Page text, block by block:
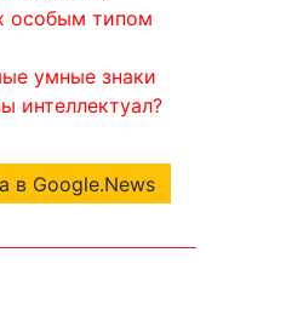
особым типом
умные знаки
интеллектуал?
в Google.News